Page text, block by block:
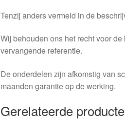
Tenzij anders vermeld in de
Wij behouden ons het recht voor
vervangende referentie.
De onderdelen zijn afkomstig van
maanden garantie op de werking.
Gerelateerde